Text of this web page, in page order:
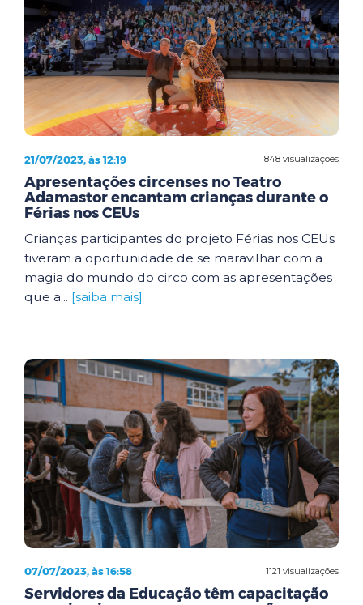
848 visualizações
21/07/2023, às 12:19
Apresentações circenses no Teatro
Adamastor encantam crianças durante o
Férias nos CEUs
Crianças participantes do projeto Férias nos CEUs
tiveram a oportunidade de se maravilhar com a
magia do mundo do circo com as apresentações
que a... [saiba mais]
1121 visualizações
07/07/2023, às 16:58
Servidores da Educação têm capacitação